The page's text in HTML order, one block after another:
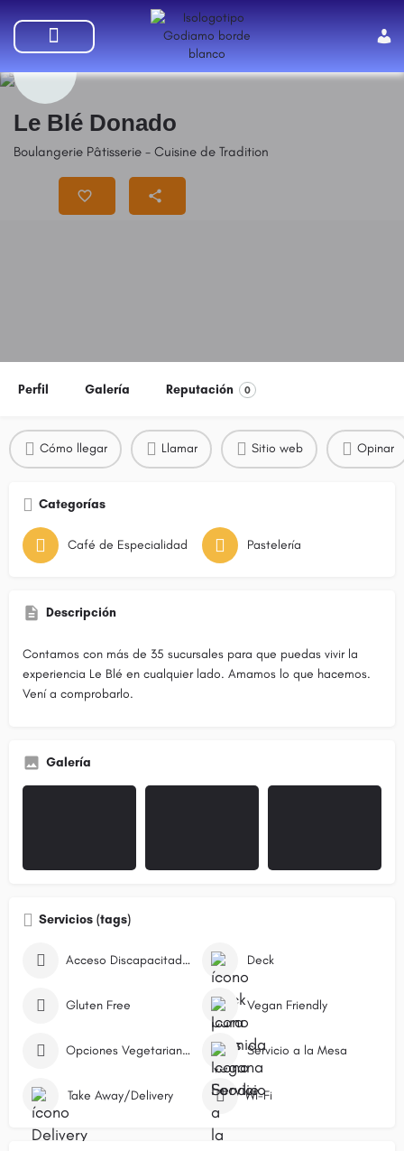
Le Blé Donado
Boulangerie Pâtisserie - Cuisine de Tradition
Perfil Galería Reputación 0
Cómo llegar Llamar Sitio web Opinar
Categorías
Café de Especialidad Pastelería
Descripción
Contamos con más de 35 sucursales para que puedas vivir la
experiencia Le Blé en cualquier lado. Amamos lo que hacemos.
Vení a comprobarlo.
Galería
Servicios (tags)
Acceso Discapacitados Deck
Gluten Free Vegan Friendly
Opciones Vegetarianas Servicio a la Mesa
Take Away/Delivery Wi-Fi